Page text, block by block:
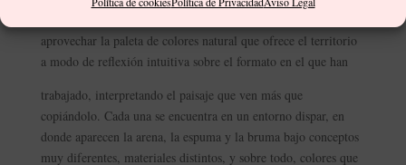
aprovechar la paleta de colores natural que ofrece el territorio
a modo de reflexión intuitiva sobre el formato en el que han
trabajado, interpretando el paisaje que ven más que
copiándolo. Cada una se encuentra en un entorno dispar, en
donde aparecen la arena, la espuma y la bruma bajo conceptos
muy diferentes, materiales distintos, y sobre todo, colores que